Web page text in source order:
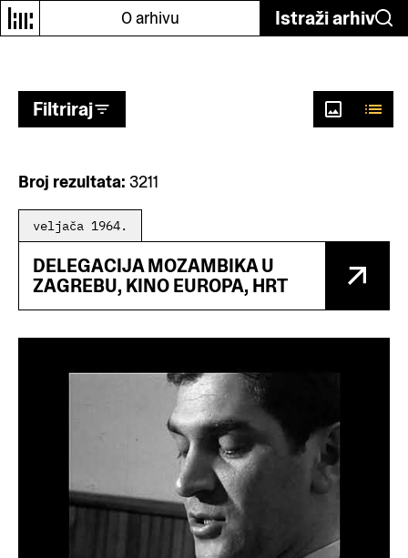
O arhivu Istraži arhiv
Filtriraj
Broj rezultata: 3211
veljača 1964.
DELEGACIJA MOZAMBIKA U
ZAGREBU, KINO EUROPA, HRT
Odaberi autore